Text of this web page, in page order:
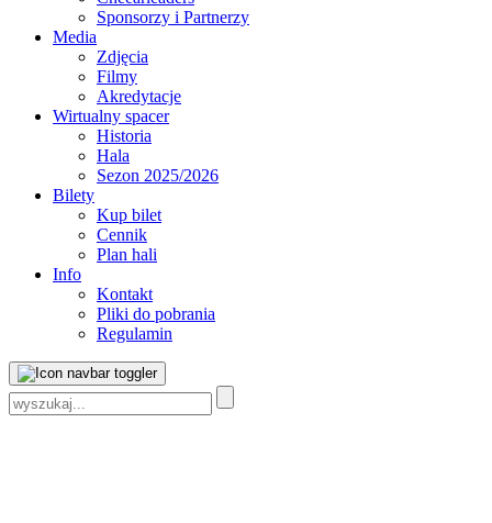
Sponsorzy i Partnerzy
Media
Zdjęcia
Filmy
Akredytacje
Wirtualny spacer
Historia
Hala
Sezon 2025/2026
Bilety
Kup bilet
Cennik
Plan hali
Info
Kontakt
Pliki do pobrania
Regulamin
Szukaj: